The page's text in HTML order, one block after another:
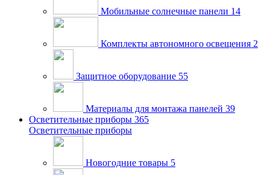
Мобильные солнечные панели 14
Комплекты автономного освещения 2
Защитное оборудование 55
Материалы для монтажа панелей 39
Осветительные приборы 365
Осветительные приборы
Новогодние товары 5